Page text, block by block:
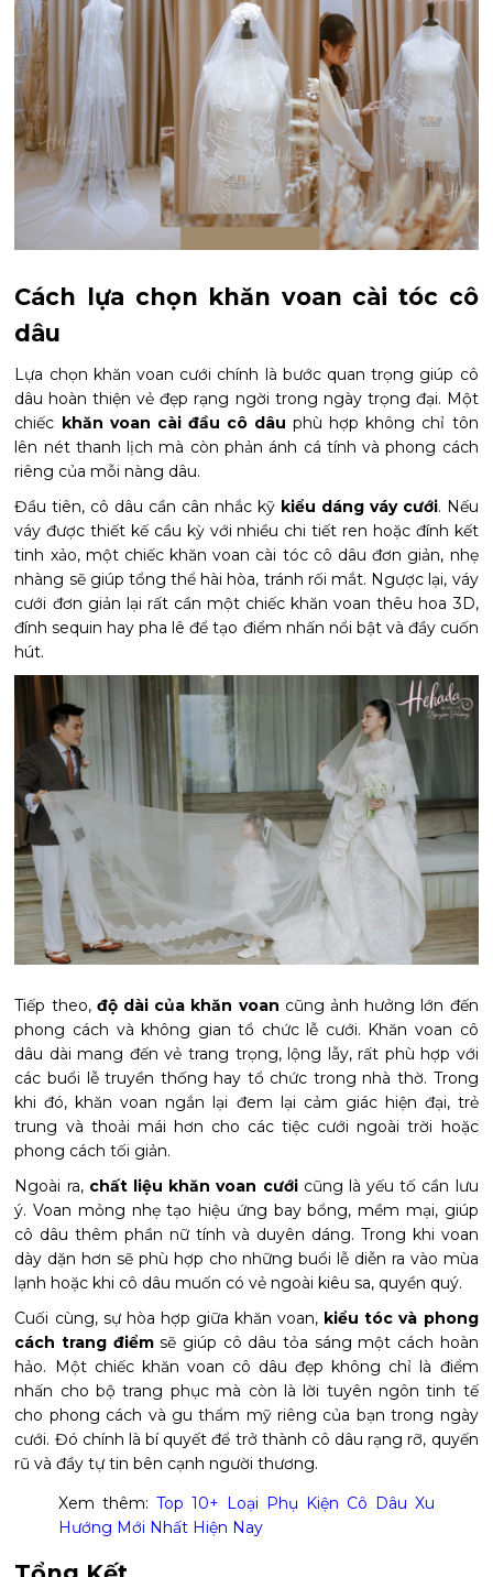
Cách lựa chọn khăn voan cài tóc cô
dâu
Lựa chọn khăn voan cưới chính là bước quan trọng giúp cô
dâu hoàn thiện vẻ đẹp rạng ngời trong ngày trọng đại. Một
chiếc khăn voan cài đầu cô dâu phù hợp không chỉ tôn
lên nét thanh lịch mà còn phản ánh cá tính và phong cách
riêng của mỗi nàng dâu.
Đầu tiên, cô dâu cần cân nhắc kỹ kiểu dáng váy cưới. Nếu
váy được thiết kế cầu kỳ với nhiều chi tiết ren hoặc đính kết
tinh xảo, một chiếc khăn voan cài tóc cô dâu đơn giản, nhẹ
nhàng sẽ giúp tổng thể hài hòa, tránh rối mắt. Ngược lại, váy
cưới đơn giản lại rất cần một chiếc khăn voan thêu hoa 3D,
đính sequin hay pha lê để tạo điểm nhấn nổi bật và đầy cuốn
hút.
Tiếp theo, độ dài của khăn voan cũng ảnh hưởng lớn đến
phong cách và không gian tổ chức lễ cưới. Khăn voan cô
dâu dài mang đến vẻ trang trọng, lộng lẫy, rất phù hợp với
các buổi lễ truyền thống hay tổ chức trong nhà thờ. Trong
khi đó, khăn voan ngắn lại đem lại cảm giác hiện đại, trẻ
trung và thoải mái hơn cho các tiệc cưới ngoài trời hoặc
phong cách tối giản.
Ngoài ra, chất liệu khăn voan cướicũng là yếu tố cần lưu
ý. Voan mỏng nhẹ tạo hiệu ứng bay bổng, mềm mại, giúp
cô dâu thêm phần nữ tính và duyên dáng. Trong khi voan
dày dặn hơn sẽ phù hợp cho những buổi lễ diễn ra vào mùa
lạnh hoặc khi cô dâu muốn có vẻ ngoài kiêu sa, quyền quý.
Cuối cùng, sự hòa hợp giữa khăn voan, kiểu tóc và phong
cách trang điểmsẽ giúp cô dâu tỏa sáng một cách hoàn
hảo. Một chiếc khăn voan cô dâu đẹp không chỉ là điểm
nhấn cho bộ trang phục mà còn là lời tuyên ngôn tinh tế
cho phong cách và gu thẩm mỹ riêng của bạn trong ngày
cưới. Đó chính là bí quyết để trở thành cô dâu rạng rỡ, quyến
rũ và đầy tự tin bên cạnh người thương.
Xem thêm:Top 10+ Loại Phụ Kiện Cô Dâu Xu
Hướng Mới Nhất Hiện Nay